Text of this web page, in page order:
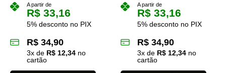
A partir de
R$ 33,16
5% desconto no PIX
R$ 34,90
3x de R$ 12,34 no
cartão
A partir de
R$ 33,16
5% desconto no PIX
R$ 34,90
3x de R$ 12,34 no
cartão